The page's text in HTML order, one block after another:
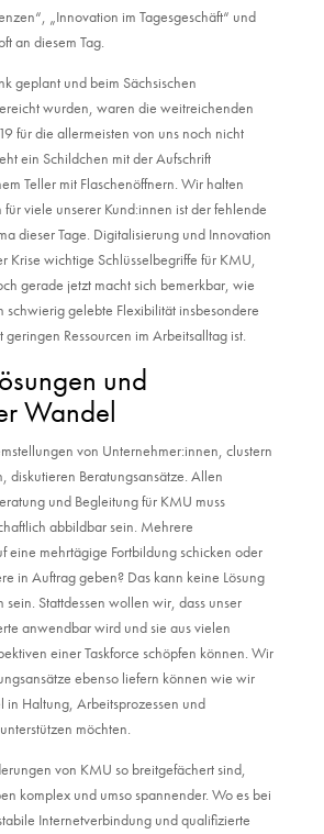
„Innovation im Tagesgeschäft“ und
an diesem Tag.
geplant und beim Sächsischen
wurden, waren die weitreichenden
für die allermeisten von uns noch nicht
ein Schildchen mit der Aufschrift
Teller mit Flaschenöffnern. Wir halten
viele unserer Kund:innen ist der fehlende
dieser Tage. Digitalisierung und Innovation
Krise wichtige Schlüsselbegriffe für KMU,
gerade jetzt macht sich bemerkbar, wie
gelebte Flexibilität insbesondere
Ressourcen im Arbeitsalltag ist.
und
Wandel
von Unternehmer:innen, clustern
diskutieren Beratungsansätze. Allen
und Begleitung für KMU muss
abbildbar sein. Mehrere
eine mehrtägige Fortbildung schicken oder
in Auftrag geben? Das kann keine Lösung
Stattdessen wollen wir, dass unser
anwendbar wird und sie aus vielen
einer Taskforce schöpfen können. Wir
ebenso liefern können wie wir
in Haltung, Arbeitsprozessen und
möchten.
von KMU so breitgefächert sind,
komplex und umso spannender. Wo es bei
Internetverbindung und qualifizierte